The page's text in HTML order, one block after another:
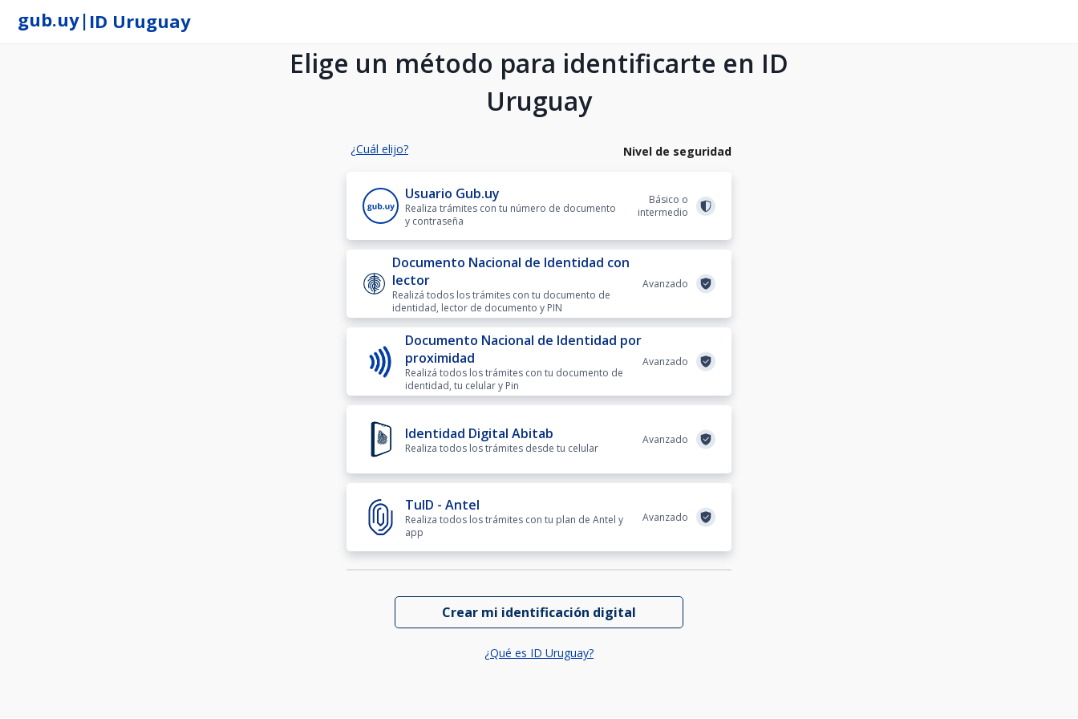
gub.uy| ID Uruguay
Elige un método para identificarte en ID
Uruguay
¿Cuál elijo? Nivel de seguridad
Usuario Gub.uy
Realiza trámites con tu número de documento
y contraseña
Básico o
intermedio
Documento Nacional de Identidad con
lector
Realizá todos los trámites con tu documento de
identidad, lector de documento y PIN
Avanzado
Documento Nacional de Identidad por
proximidad
Realizá todos los trámites con tu documento de
identidad, tu celular y Pin
Avanzado
Identidad Digital Abitab
Realiza todos los trámites desde tu celular
Avanzado
TuID - Antel
Realiza todos los trámites con tu plan de Antel y
app
Avanzado
Crear mi identificación digital
¿Qué es ID Uruguay?